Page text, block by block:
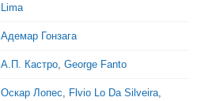
Lima
Адемар Гонзага
А.П. Кастро, George Fanto
Оскар Лопес, Flvio Lo Da Silveira,